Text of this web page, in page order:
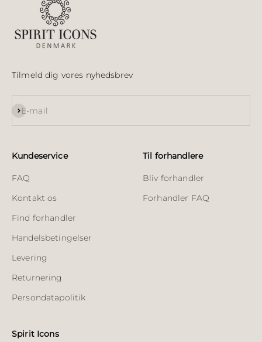
Tilmeld dig vores nyhedsbrev
E-mail
Abonnér
Kundeservice
FAQ
Kontakt os
Find forhandler
Handelsbetingelser
Levering
Returnering
Persondatapolitik
Til forhandlere
Bliv forhandler
Forhandler FAQ
Spirit Icons